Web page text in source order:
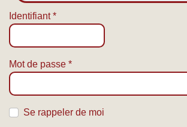
Identifiant*
Mot de passe *
Se rappeler de moi